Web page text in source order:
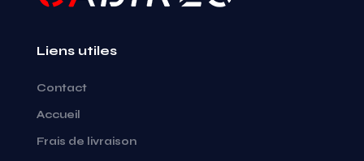
Liens utiles
Contact
Accueil
Frais de livraison